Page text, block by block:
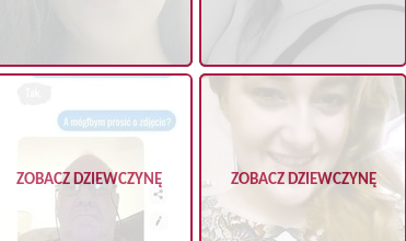
ZOBACZ DZIEWCZYNĘ ZOBACZ DZIEWCZYNĘ